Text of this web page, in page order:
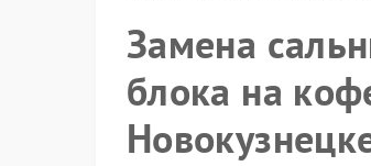
Замена
блока на